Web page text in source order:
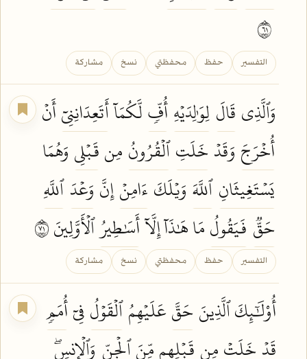
التفسير حفظ محفظتي نسخ مشاركة
وَٱلَّذِي قَالَ لِوَٰلِدَيۡهِأُفّٖلَّكُمَآأَتَعِدَانِنِيٓأَنۡ
أُخۡرَجَ وَقَدۡخَلَتِٱلۡقُرُونُ مِنقَبۡلِي وَهُمَا
يَسۡتَغِيثَانِٱللَّهَ وَيۡلَكَ ءَامِنۡإِنَّ وَعۡدَٱللَّهِ
حَقّٞ فَيَقُولُمَا هَٰذَآ إِلَّآأَسَٰطِيرُٱلۡأَوَّلِينَ ١٧
التفسير حفظ محفظتي نسخ مشاركة
أُوْلَٰٓئِكَ ٱلَّذِينَحَقَّعَلَيۡهِمُٱلۡقَوۡلُفِيٓأُمَمٖ
قَدۡخَلَتۡمِن قَبۡلِهِممِّنَٱلۡجِنِّ وَٱلۡإِنسِۖ